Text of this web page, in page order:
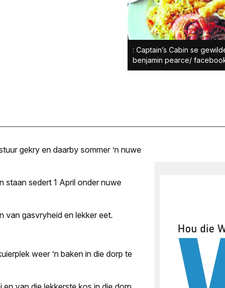
: Captain’s Cabin se
benjamin pearce/
gekry en daarby sommer ’n nuwe
staan sedert 1 April onder nuwe
van gasvryheid en lekker eet.
weer ’n baken in die dorp te